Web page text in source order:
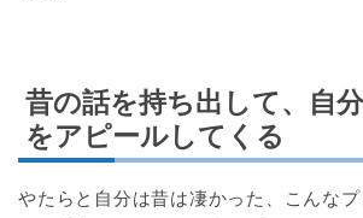
昔の話を持ち出して、自
をアピールしてくる
やたらと自分は昔は凄かった、こんな